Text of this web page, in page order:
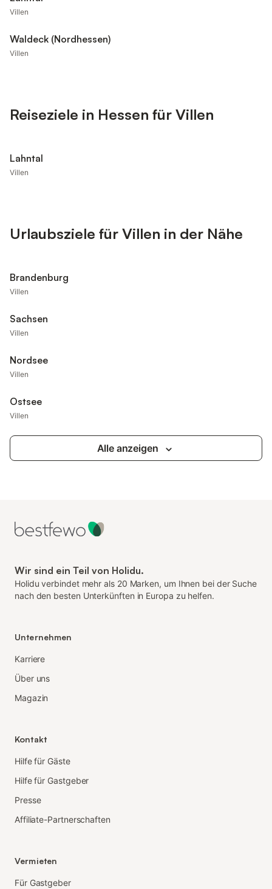
Villen
Waldeck (Nordhessen)
Villen
Reiseziele in Hessen für Villen
Lahntal
Villen
Urlaubsziele für Villen in der Nähe
Brandenburg
Villen
Sachsen
Villen
Nordsee
Villen
Ostsee
Villen
Alle anzeigen
Wir sind ein Teil von Holidu.
Holidu verbindet mehr als 20 Marken, um Ihnen bei der Suche
nach den besten Unterkünften in Europa zu helfen.
Unternehmen
Karriere
Über uns
Magazin
Kontakt
Hilfe für Gäste
Hilfe für Gastgeber
Presse
Affiliate-Partnerschaften
Vermieten
Für Gastgeber